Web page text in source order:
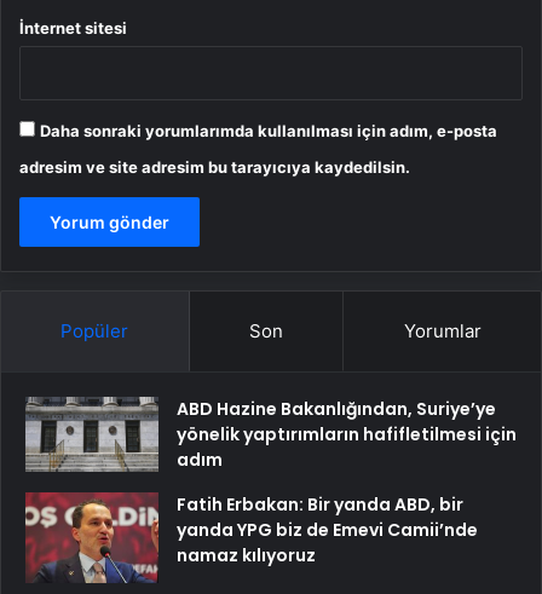
İnternet sitesi
Daha sonraki yorumlarımda kullanılması için adım, e-posta
adresim ve site adresim bu tarayıcıya kaydedilsin.
Popüler Son Yorumlar
ABD Hazine Bakanlığından, Suriye’ye
yönelik yaptırımların hafifletilmesi için
adım
Fatih Erbakan: Bir yanda ABD, bir
yanda YPG biz de Emevi Camii’nde
namaz kılıyoruz